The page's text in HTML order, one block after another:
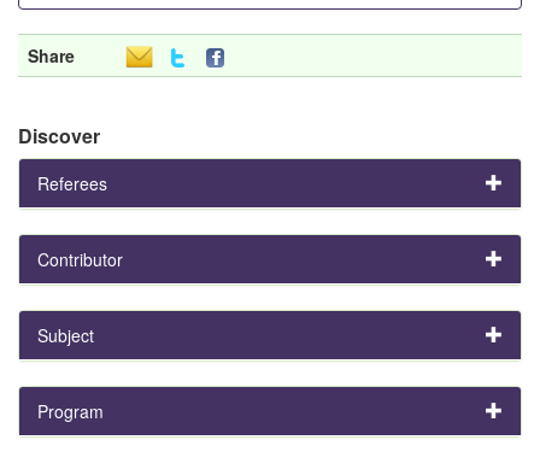
Share
Discover
Referees
Contributor
Subject
Program